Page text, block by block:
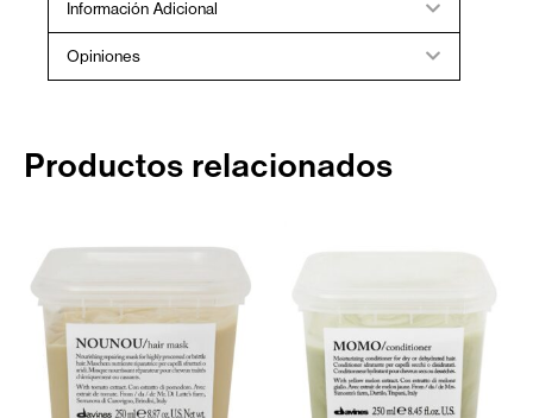
Información Adicional
Opiniones
Productos relacionados